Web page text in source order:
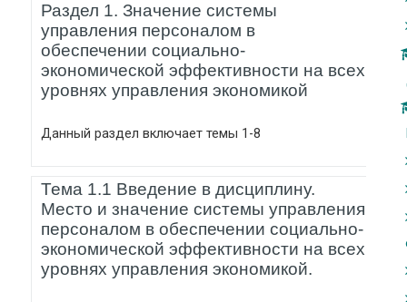
Раздел 1. Значение системы
управления персоналом в
обеспечении социально-
экономической эффективности на всех
уровнях управления экономикой
Данный раздел включает темы 1-8
Тема 1.1 Введение в дисциплину.
Место и значение системы управления
персоналом в обеспечении социально-
экономической эффективности на всех
уровнях управления экономикой.